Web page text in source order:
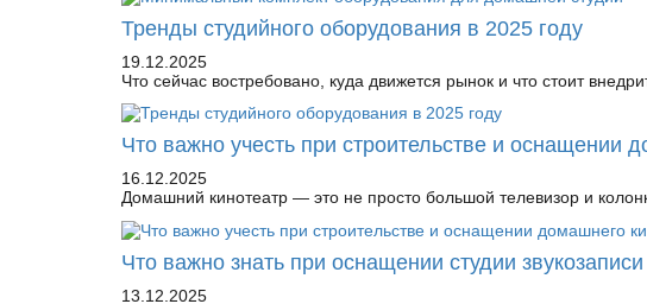
Тренды студийного оборудования в 2025 году
19.12.2025
Что сейчас востребовано, куда движется рынок и что стоит
Что важно учесть при строительстве и оснащении
16.12.2025
Домашний кинотеатр — это не просто большой телевизор и
Что важно знать при оснащении студии звукозаписи
13.12.2025